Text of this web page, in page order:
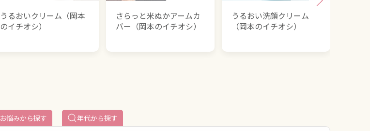
うるおいクリーム（岡本
のイチオシ）
さらっと米ぬかアームカ
バー（岡本のイチオシ）
うるおい洗顔クリーム
（岡本のイチオシ）
お悩みから探す 年代から探す